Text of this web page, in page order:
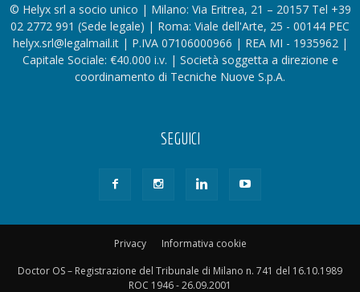
© Helyx srl a socio unico | Milano: Via Eritrea, 21 – 20157 Tel +39
02 2772 991 (Sede legale) | Roma: Viale dell'Arte, 25 - 00144 PEC
helyx.srl@legalmail.it | P.IVA 07106000966 | REA MI - 1935962 |
Capitale Sociale: €40.000 i.v. | Società soggetta a direzione e
coordinamento di Tecniche Nuove S.p.A.
SEGUICI
Privacy
Informativa cookie
Doctor OS – Registrazione del Tribunale di Milano n. 741 del 16.10.1989
ROC 1946 - 26.09.2001